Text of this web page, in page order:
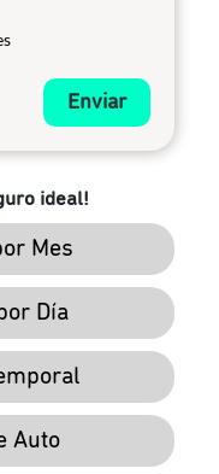
Enviar
ideal!
Mes
Día
Auto